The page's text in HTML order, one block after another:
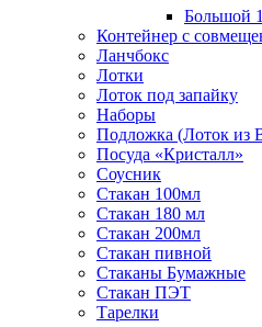
Большой
Контейнер с
Ланчбокс
Лотки
Лоток под запайку
Наборы
Подложка (Лоток из
Посуда «Кристалл»
Соусник
Стакан 100мл
Стакан 180 мл
Стакан 200мл
Стакан пивной
Стаканы Бумажные
Стакан ПЭТ
Тарелки